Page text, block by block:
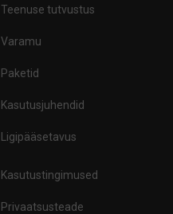
Teenuse tutvustus
Varamu
Paketid
Kasutusjuhendid
Ligipääsetavus
Kasutustingimused
Privaatsusteade